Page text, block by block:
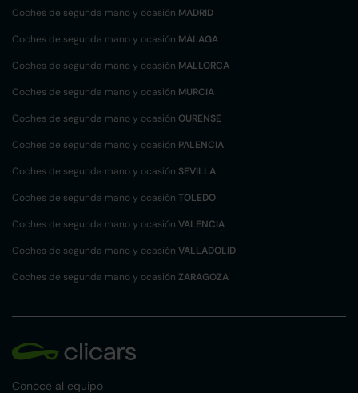
Coches de segunda mano y ocasión MADRID
Coches de segunda mano y ocasión MÁLAGA
Coches de segunda mano y ocasión MALLORCA
Coches de segunda mano y ocasión MURCIA
Coches de segunda mano y ocasión OURENSE
Coches de segunda mano y ocasión PALENCIA
Coches de segunda mano y ocasión SEVILLA
Coches de segunda mano y ocasión TOLEDO
Coches de segunda mano y ocasión VALENCIA
Coches de segunda mano y ocasión VALLADOLID
Coches de segunda mano y ocasión ZARAGOZA
Conoce al equipo